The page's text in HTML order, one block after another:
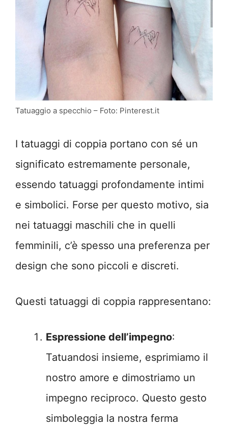
Tatuaggio a specchio – Foto: Pinterest.it
I tatuaggi di coppia portano con sé un
significato estremamente personale,
essendo tatuaggi profondamente intimi
e simbolici. Forse per questo motivo, sia
nei tatuaggi maschili che in quelli
femminili, c’è spesso una preferenza per
design che sono piccoli e discreti.
Questi tatuaggi di coppia rappresentano:
Espressione dell’impegno:
Tatuandosi insieme, esprimiamo il
nostro amore e dimostriamo un
impegno reciproco. Questo gesto
simboleggia la nostra ferma